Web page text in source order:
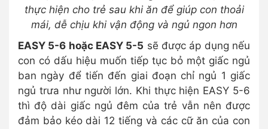
thực hiện cho trẻ sau khi ăn để giúp con thoải
mái, dễ chịu khi vận động và ngủ ngon hơn
EASY 5-6 hoặc EASY 5-5 sẽ được áp dụng nếu
con có dấu hiệu muốn tiếp tục bỏ một giấc ngủ
ban ngày để tiến đến giai đoạn chỉ ngủ 1 giấc
ngủ trưa như người lớn. Khi thực hiện EASY 5-6
thì độ dài giấc ngủ đêm của trẻ vẫn nên được
đảm bảo kéo dài 12 tiếng và các cữ ăn của con